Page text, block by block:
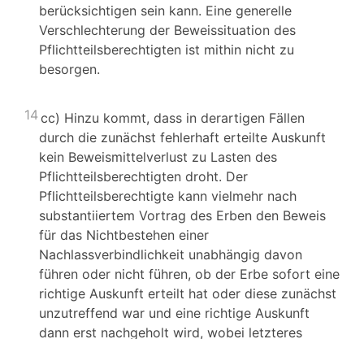
berücksichtigen sein kann. Eine generelle
Verschlechterung der Beweissituation des
Pflichtteilsberechtigten ist mithin nicht zu
besorgen.
14 cc) Hinzu kommt, dass in derartigen Fällen
durch die zunächst fehlerhaft erteilte Auskunft
kein Beweismittelverlust zu Lasten des
Pflichtteilsberechtigten droht. Der
Pflichtteilsberechtigte kann vielmehr nach
substantiiertem Vortrag des Erben den Beweis
für das Nichtbestehen einer
Nachlassverbindlichkeit unabhängig davon
führen oder nicht führen, ob der Erbe sofort eine
richtige Auskunft erteilt hat oder diese zunächst
unzutreffend war und eine richtige Auskunft
dann erst nachgeholt wird, wobei letzteres